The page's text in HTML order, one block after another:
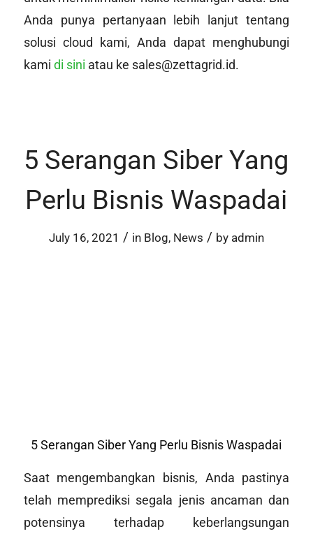
Anda punya pertanyaan lebih lanjut tentang
solusi cloud kami, Anda dapat menghubungi
kami di sini atau ke sales@zettagrid.id.
5 Serangan Siber Yang
Perlu Bisnis Waspadai
July 16, 2021 / in Blog, News / by admin
5 Serangan Siber Yang Perlu Bisnis Waspadai
Saat mengembangkan bisnis, Anda pastinya
telah memprediksi segala jenis ancaman dan
potensinya terhadap keberlangsungan